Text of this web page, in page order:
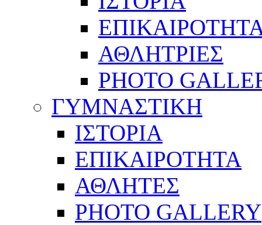
ΑΘΛΗΤΡΙΕΣ
PHOTO
ΓΥΜΝΑΣΤΙΚΗ
ΙΣΤΟΡΙΑ
ΕΠΙΚΑΙΡΟΤΗΤΑ
ΑΘΛΗΤΕΣ
PHOTO GALLERY